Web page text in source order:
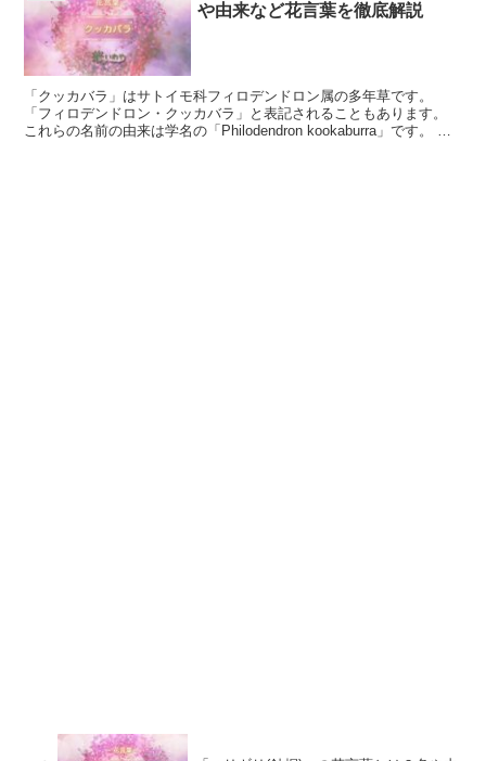
や由来など花言葉を徹底解説
「クッカバラ」はサトイモ科フィロデンドロン属の多年草です。
「フィロデンドロン・クッカバラ」と表記されることもあります。
これらの名前の由来は学名の「Philodendron kookaburra」です。 ま